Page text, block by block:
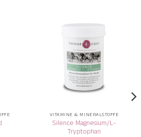
VITAMINE & MINERALSTOFFE
Silence Magnesium/L-
Tryptophan